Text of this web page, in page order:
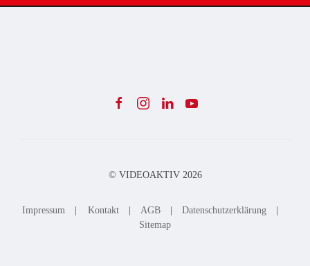
© VIDEOAKTIV 2026
Impressum Kontakt AGB Datenschutzerklärung
Sitemap